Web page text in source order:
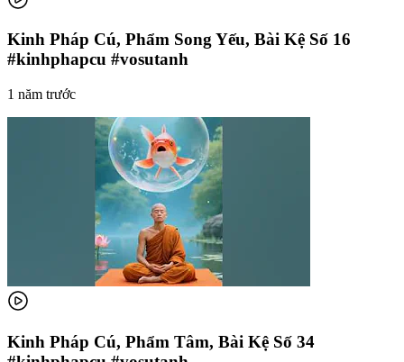
Kinh Pháp Cú, Phẩm Song Yếu, Bài Kệ Số 16
#kinhphapcu #vosutanh
1 năm trước
Kinh Pháp Cú, Phẩm Tâm, Bài Kệ Số 34